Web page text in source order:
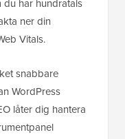
du har hundratals
ner din
Vitals.
snabbare
WordPress
låter dig hantera